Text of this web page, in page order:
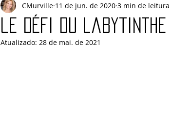
le défi du labytinthe
CMurville 11 de jun. de 2020 3 min de leitura
Atualizado: 28 de mai. de 2021